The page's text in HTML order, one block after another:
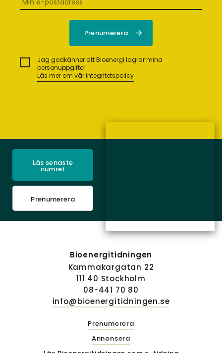
Jag godkänner att Bioenergi lagrar mina
personuppgifter.
Läs mer om vår integritetspolicy
Läs senaste
numret
Prenumerera
Bioenergitidningen
Kammakargatan 22
111 40 Stockholm
08-441 70 80
info@bioenergitidningen.se
Prenumerera
Annonsera